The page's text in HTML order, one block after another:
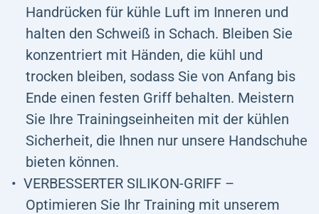
Handrücken für kühle Luft im Inneren und
halten den Schweiß in Schach. Bleiben Sie
konzentriert mit Händen, die kühl und
trocken bleiben, sodass Sie von Anfang bis
Ende einen festen Griff behalten. Meistern
Sie Ihre Trainingseinheiten mit der kühlen
Sicherheit, die Ihnen nur unsere Handschuhe
bieten können.
VERBESSERTER SILIKON-GRIFF –
Optimieren Sie Ihr Training mit unserem